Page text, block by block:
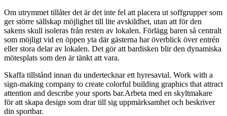
Om utrymmet tillåter det är det inte fel att placera ut soffgrupper som
ger större sällskap möjlighet till lite avskildhet, utan att för den
sakens skull isoleras från resten av lokalen. Förlägg baren så centralt
som möjligt vid en öppen yta där gästerna har överblick över entrén
eller stora delar av lokalen. Det gör att bardisken blir den dynamiska
mötesplats som den är tänkt att vara.
Skaffa tillstånd innan du undertecknar ett hyresavtal. Work with a
sign-making company to create colorful building graphics that attract
attention and describe your sports bar.Arbeta med en skyltmakare
för att skapa design som drar till sig uppmärksamhet och beskriver
din sportbar.